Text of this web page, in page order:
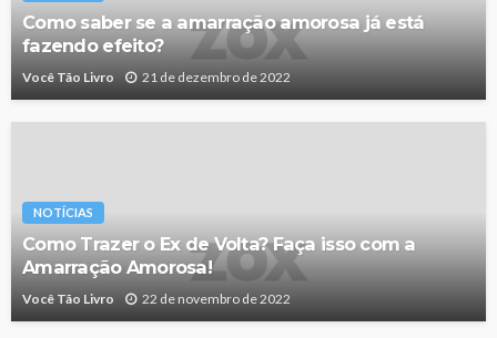
Como saber se a amarração amorosa já está
fazendo efeito?
Você Tão Livro 21 de dezembro de 2022
NOTÍCIAS
Como Trazer o Ex de Volta? Faça isso com a
Amarração Amorosa!
Você Tão Livro 22 de novembro de 2022